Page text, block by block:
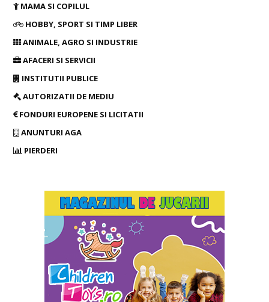
MAMA SI COPILUL
HOBBY, SPORT SI TIMP LIBER
ANIMALE, AGRO SI INDUSTRIE
AFACERI SI SERVICII
INSTITUTII PUBLICE
AUTORIZATII DE MEDIU
FONDURI EUROPENE SI LICITATII
ANUNTURI AGA
PIERDERI